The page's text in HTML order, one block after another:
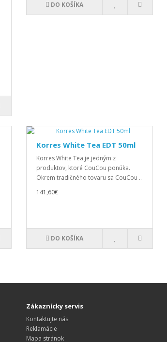
DO KOŠÍKA
Korres White Tea EDT 50ml
Korres White Tea je jedným z
produktov, ktoré CouCou ponúka.
Okrem tradičného tovaru sa CouCou ..
141,60€
DO KOŠÍKA
Zákaznícky servis
Kontaktujte nás
Reklamácie
Mapa stránok